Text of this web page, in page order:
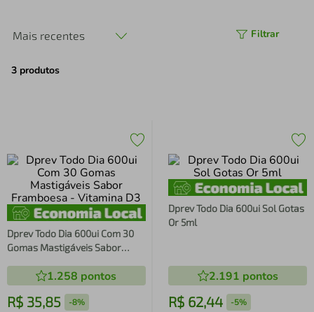
Mais recentes Filtrar
3 produtos
Dprev Todo Dia 600ui Com 30
Gomas Mastigáveis Sabor
1.258 pontos
R$ 35,85 -8%
Dprev Todo Dia 600ui Sol Gotas
Or 5ml
2.191 pontos
R$ 62,44 -5%
perfume
4º air fryer